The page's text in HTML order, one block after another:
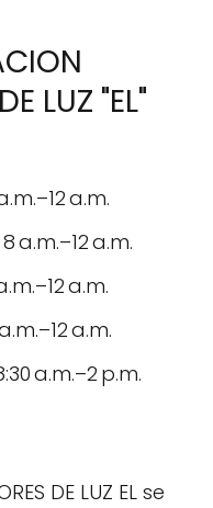
LUZ "EL"
a.m.
a.m.–12 a.m.
a.m.
a.m.
a.m.–2 p.m.
DE LUZ EL se